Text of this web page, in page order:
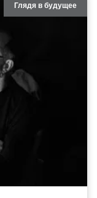
Глядя в будущее